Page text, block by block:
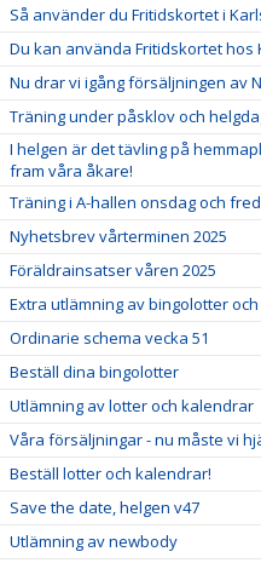
Så använder du Fritidskortet i
Du kan använda Fritidskortet hos
Nu drar vi igång försäljningen av
Träning under påsklov och
I helgen är det tävling på
fram våra åkare!
Träning i A-hallen onsdag och
Nyhetsbrev vårterminen 2025
Föräldrainsatser våren 2025
Extra utlämning av bingolotter
Ordinarie schema vecka 51
Beställ dina bingolotter
Utlämning av lotter och kalendrar
Våra försäljningar - nu måste vi
Beställ lotter och kalendrar!
Save the date, helgen v47
Utlämning av newbody